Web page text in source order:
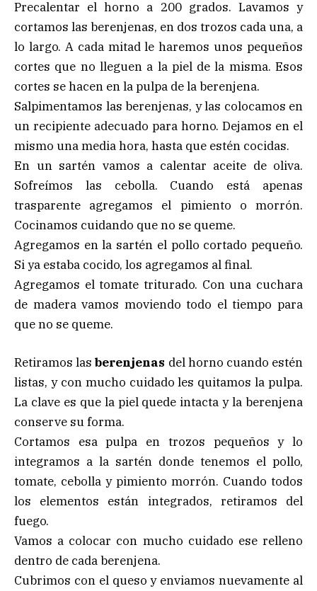
Precalentar el horno a 200 grados. Lavamos y
cortamos las berenjenas, en dos trozos cada una, a
lo largo. A cada mitad le haremos unos pequeños
cortes que no lleguen a la piel de la misma. Esos
cortes se hacen en la pulpa de la berenjena.
Salpimentamos las berenjenas, y las colocamos en
un recipiente adecuado para horno. Dejamos en el
mismo una media hora, hasta que estén cocidas.
En un sartén vamos a calentar aceite de oliva.
Sofreímos las cebolla. Cuando está apenas
trasparente agregamos el pimiento o morrón.
Cocinamos cuidando que no se queme.
Agregamos en la sartén el pollo cortado pequeño.
Si ya estaba cocido, los agregamos al final.
Agregamos el tomate triturado. Con una cuchara
de madera vamos moviendo todo el tiempo para
que no se queme.
Retiramos lasberenjenas del horno cuando estén
listas, y con mucho cuidado les quitamos la pulpa.
La clave es que la piel quede intacta y la berenjena
conserve su forma.
Cortamos esa pulpa en trozos pequeños y lo
integramos a la sartén donde tenemos el pollo,
tomate, cebolla y pimiento morrón. Cuando todos
los elementos están integrados, retiramos del
fuego.
Vamos a colocar con mucho cuidado ese relleno
dentro de cada berenjena.
Cubrimos con el queso y enviamos nuevamente al